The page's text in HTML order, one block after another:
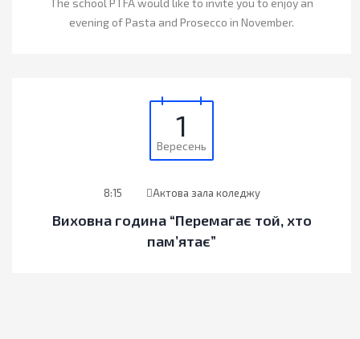
The school PTFA would like to invite you to enjoy an
evening of Pasta and Prosecco in November.
1
Вересень
8:15 Актова зала коледжу
Виховна година “Перемагає той, хто
пам’ятає”